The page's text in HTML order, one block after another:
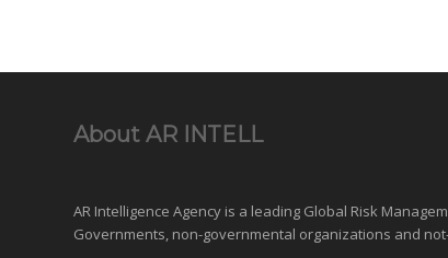
About AR INTELL
AR Intelligence Agency is a leading Global Risk
Governments, non-governmental organizations and